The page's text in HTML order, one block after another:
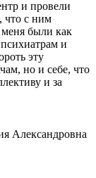
и провели
что с ним
меня были как
и
эту
но и себе, что
и за
Александровна